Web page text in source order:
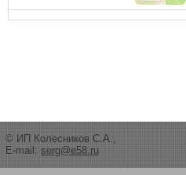
© ИП Колесников С.А.,
E-mail: serg@e58.ru